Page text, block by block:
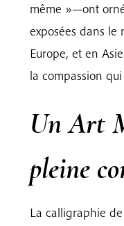
même »—ont
exposées dans
Europe, et en
la compassion
Un Art
pleine
La calligraphie